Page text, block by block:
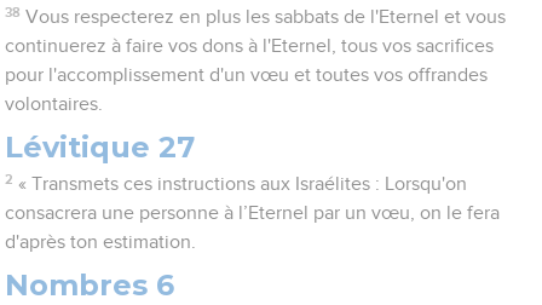
38 Vous respecterez en plus les sabbats de l'Eternel et vous
continuerez à faire vos dons à l'Eternel, tous vos sacrifices
pour l'accomplissement d'un vœu et toutes vos offrandes
volontaires.
Lévitique 27
2 « Transmets ces instructions aux Israélites : Lorsqu'on
consacrera une personne à l’Eternel par un vœu, on le fera
d'après ton estimation.
Nombres 6